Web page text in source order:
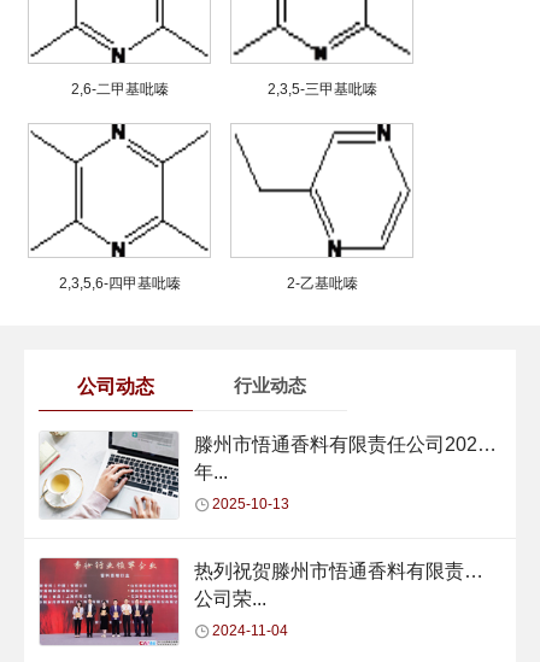
2,6-二甲基吡嗪 2,3,5-三甲基吡嗪
2,3,5,6-四甲基吡嗪 2-乙基吡嗪
公司动态 行业动态
滕州市悟通香料有限责任公司2024
年...
2025-10-13
热列祝贺滕州市悟通香料有限责任
公司荣...
2024-11-04